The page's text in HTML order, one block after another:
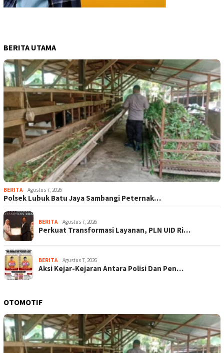
BERITA UTAMA
BERITA Agustus 7, 2026
Polsek Lubuk Batu Jaya Sambangi Peternak…
BERITA Agustus 7, 2026
Perkuat Transformasi Layanan, PLN UID Ri…
BERITA Agustus 7, 2026
Aksi Kejar-Kejaran Antara Polisi Dan Pen…
OTOMOTIF